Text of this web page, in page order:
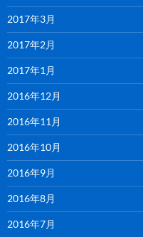
2017年3月
2017年2月
2017年1月
2016年12月
2016年11月
2016年10月
2016年9月
2016年8月
2016年7月